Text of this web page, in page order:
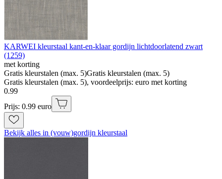
KARWEI kleurstaal kant-en-klaar gordijn lichtdoorlatend zwart
(1259)
met korting
Gratis kleurstalen (max. 5)Gratis kleurstalen (max. 5)
Gratis kleurstalen (max. 5), voordeelprijs: euro met korting
0.99
Prijs: 0.99 euro
Bekijk alles in (vouw)gordijn kleurstaal